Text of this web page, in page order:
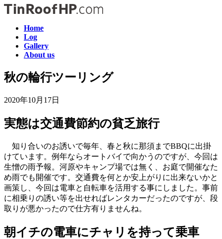
コ
ス
キ
プ
ナ
ン
に
動
Home
Log
Gallery
About us
秋の輪行ツーリング
2020年10月17日
実態は交通費節約の貧乏旅行
知り合いのお誘いで毎年、春と秋に那須までBBQに出掛
けています。例年ならオートバイで向かうのですが、今回は
生憎の雨予報。河原やキャンプ場では無く、お庭で開催なた
め雨でも開催です。交通費を何とか安上がりに出来ないかと
画策し、今回は電車と自転車を活用する事にしました。事前
に相乗りの誘い等を出せればレンタカーだったのですが、段
取りが悪かったので仕方有りませんね。
朝イチの電車にチャリを持って乗車